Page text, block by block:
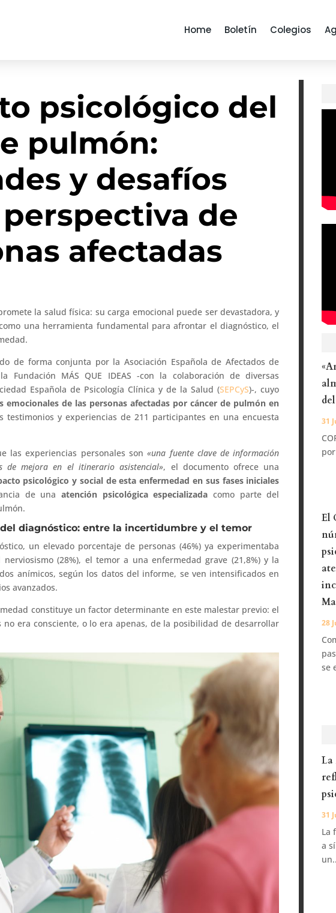
Home Boletín Colegios
psicológico del
pulmón:
y desafíos
de
afectadas
la salud física: su carga emocional puede ser devastadora, y
una herramienta fundamental para afrontar el diagnóstico, el
de forma conjunta por la Asociación Española de Afectados de
Fundación MÁS QUE IDEAS -con la colaboración de diversas
Española de Psicología Clínica y de la Salud (SEPCyS)-, cuyo
emocionales de las personas afectadas por cáncer de pulmón en
testimonios y experiencias de 211 participantes en una encuesta
las experiencias personales son«una fuente clave de información
de mejora en el itinerario asistencial», el documento ofrece una
psicológico y social de esta enfermedad en sus fases iniciales
de una atención psicológica especializada como parte del
diagnóstico: entre la incertidumbre y el temor
un elevado porcentaje de personas (46%) ya experimentaba
(28%), el temor a una enfermedad grave (21,8%) y la
anímicos, según los datos del informe, se ven intensificados en
avanzados.
constituye un factor determinante en este malestar previo: el
no era consciente, o lo era apenas, de la posibilidad de desarrollar
31
El
28
se
La
31
La
a